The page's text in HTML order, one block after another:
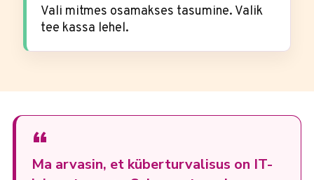
Vali mitmes osamakses tasumine. Valik
tee kassa lehel.
“
Ma arvasin, et küberturvalisus on IT-